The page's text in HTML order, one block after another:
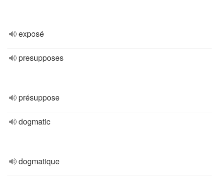
exposé
presupposes
présuppose
dogmatic
dogmatique